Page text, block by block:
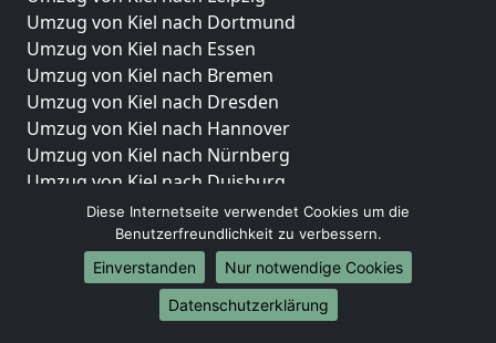
Umzug von Kiel nach Dortmund
Umzug von Kiel nach Essen
Umzug von Kiel nach Bremen
Umzug von Kiel nach Dresden
Umzug von Kiel nach Hannover
Umzug von Kiel nach Nürnberg
Umzug von Kiel nach Duisburg
Umzug von Kiel nach Bochum
Umzug von Kiel nach Wuppertal
Umzug von Kiel nach Bielefeld
Umzug von Kiel nach Bonn
Umzug von Kiel nach Münster
Diese Internetseite verwendet Cookies um die
Benutzerfreundlichkeit zu verbessern.
Einverstanden
Nur notwendige Cookies
Datenschutzerklärung